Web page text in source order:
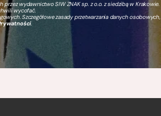
wydawnictwo SIW ZNAK sp. z o.o. z siedzibą w Krakowie.
wycofać.
Szczegółowe zasady przetwarzania danych osobowych,
.